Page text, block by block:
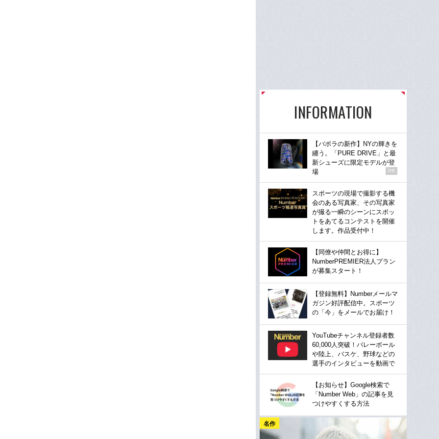
INFORMATION
【バボラの新作】NYの輝きを
纏う。「PURE DRIVE」と最
新シューズに限定モデルが登
場
PR
スポーツの現場で撮影する機
会のある写真家、その写真家
が撮る一瞬のシーンにスポッ
トをあてるコンテストを開催
します。作品受付中！
【同僚や仲間とお得に】
NumberPREMIER法人プラン
が募集スタート！
【登録無料】Numberメールマ
ガジン好評配信中。スポーツ
の「今」をメールでお届け！
YouTubeチャンネル登録者数
60,000人突破！バレーボール
や陸上、バスケ、野球などの
選手のインタビューを動画で
【お知らせ】Google検索で
「Number Web」の記事を見
つけやすくする方法
名作